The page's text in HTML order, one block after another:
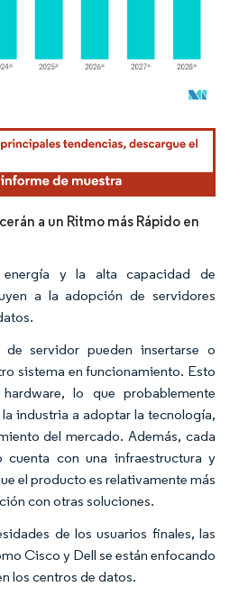
requiere atribución según CC BY 4.0.
a un Ritmo más Rápido en
y la alta capacidad de
a la adopción de servidores
servidor pueden insertarse o
sistema en funcionamiento. Esto
lo que probablemente
industria a adoptar la tecnología,
del mercado. Además, cada
cuenta con una infraestructura y
el producto es relativamente más
con otras soluciones.
de los usuarios finales, las
Cisco y Dell se están enfocando
los centros de datos.